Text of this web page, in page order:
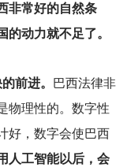
非常好的自然条
动力就不足了。
前进。
巴西法律非
物理性的。数字性
好，数字会使巴西
人工智能以后，会